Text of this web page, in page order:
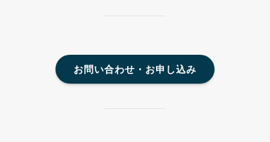
お問い合わせ・お申し込み